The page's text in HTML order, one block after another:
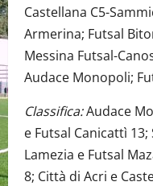
Castellana C5-
Armerina; Futsal
Messina Futsal-
Audace Monopoli;
Classifica:Audace
e Futsal Canicattì
Lamezia e Futsal
8; Città di Acri e